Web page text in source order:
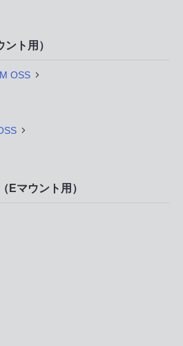
ト用）
OSS
Eマウント用）